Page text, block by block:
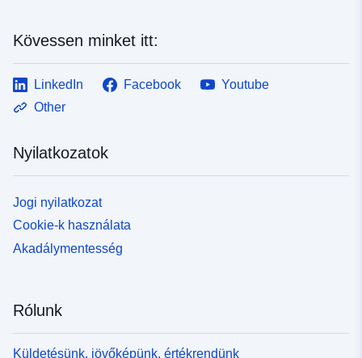
Kövessen minket itt:
LinkedIn Facebook
Youtube
Other
Nyilatkozatok
Jogi nyilatkozat
Cookie-k használata
Akadálymentesség
Rólunk
Küldetésünk, jövőképünk, értékrendünk